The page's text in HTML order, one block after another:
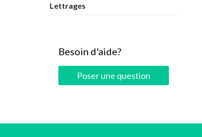
Lettrages
Besoin d'aide?
Poser une question